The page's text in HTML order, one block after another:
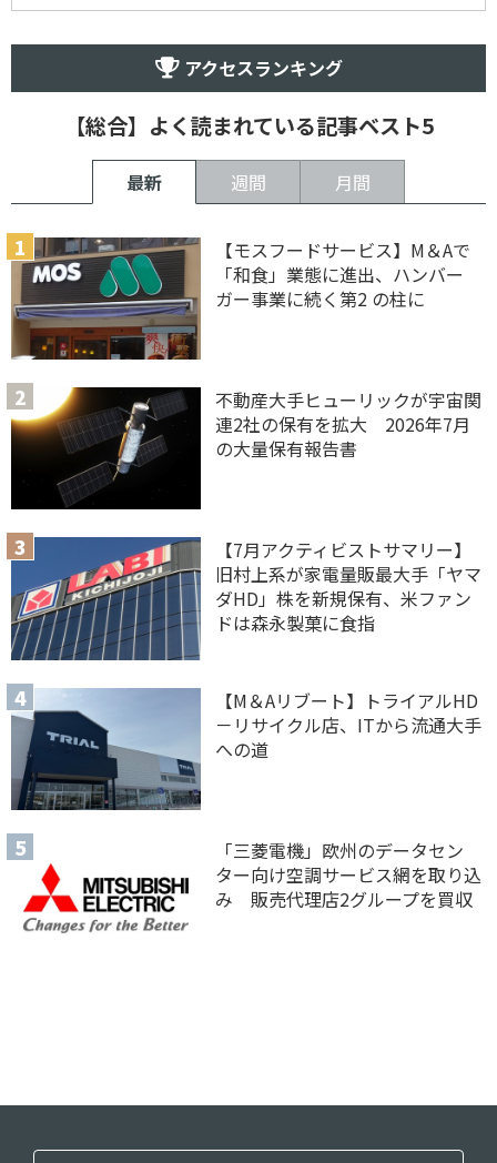
アクセスランキング
【総合】よく読まれている記事ベスト5
最新 週間 月間
【モスフードサービス】M＆Aで
「和食」業態に進出、ハンバー
ガー事業に続く第2 の柱に
不動産大手ヒューリックが宇宙関
連2社の保有を拡大 2026年7月
の大量保有報告書
【7月アクティビストサマリー】
旧村上系が家電量販最大手「ヤマ
ダHD」株を新規保有、米ファン
ドは森永製菓に食指
【M＆Aリブート】トライアルHD
－リサイクル店、ITから流通大手
への道
「三菱電機」欧州のデータセン
ター向け空調サービス網を取り込
み 販売代理店2グループを買収